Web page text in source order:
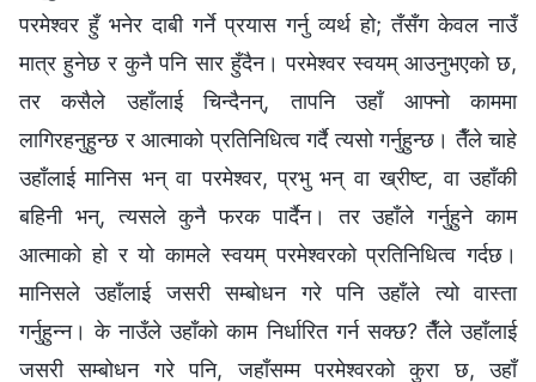
परमेश्‍वर हुँ भनेर दाबी गर्ने प्रयास गर्नु व्यर्थ हो; तँसँग केवल नाउँ
मात्र हुनेछ र कुनै पनि सार हुँदैन। परमेश्‍वर स्वयम् आउनुभएको छ,
तर कसैले उहाँलाई चिन्दैनन्, तापनि उहाँ आफ्नो काममा
लागिरहनुहुन्छ र आत्माको प्रतिनिधित्व गर्दै त्यसो गर्नुहुन्छ। तैँले चाहे
उहाँलाई मानिस भन् वा परमेश्‍वर, प्रभु भन् वा ख्रीष्ट, वा उहाँकी
बहिनी भन्, त्यसले कुनै फरक पार्दैन। तर उहाँले गर्नुहुने काम
आत्माको हो र यो कामले स्वयम् परमेश्‍वरको प्रतिनिधित्व गर्दछ।
मानिसले उहाँलाई जसरी सम्बोधन गरे पनि उहाँले त्यो वास्ता
गर्नुहुन्न। के नाउँले उहाँको काम निर्धारित गर्न सक्छ? तैँले उहाँलाई
जसरी सम्बोधन गरे पनि, जहाँसम्म परमेश्‍वरको कुरा छ, उहाँ